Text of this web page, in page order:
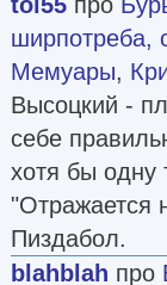
ширпотреба,
Мемуары,
Высоцкий -
себе
хотя бы одну
"Отражается
Пиздабол.
blahblah про